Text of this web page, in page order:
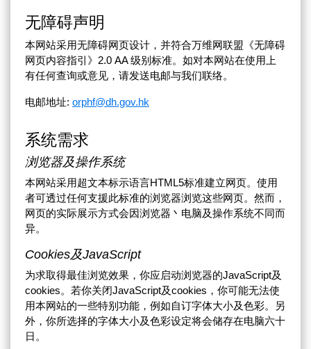
无障碍声明
本网站采用无障碍网页设计，并符合万维网联盟《无障碍
网页内容指引》2.0 AA 级别标准。如对本网站在使用上
有任何查询或意见，请发送电邮与我们联络。
电邮地址: orphf@dh.gov.hk
系统需求
浏览器及操作系统
本网站采用超文本标示语言HTML5标准建立网页。使用
者可透过任何支援此标准的浏览器浏览这些网页。然而，
网页的实际展示方式会因浏览器丶电脑及操作系统不同而
异。
Cookies及JavaScript
为求取得最佳浏览效果，你应启动浏览器的JavaScript及
cookies。若你关闭JavaScript及cookies，你可能无法使
用本网站的一些特别功能，例如自订字体大小及色彩。另
外，你所选择的字体大小及色彩设定将会储存在电脑六十
日。